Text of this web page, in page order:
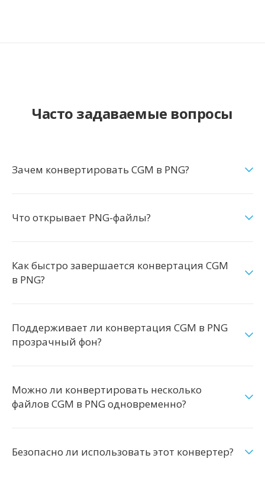
Часто задаваемые вопросы
Зачем конвертировать CGM в PNG?
Что открывает PNG-файлы?
Как быстро завершается конвертация CGM
в PNG?
Поддерживает ли конвертация CGM в PNG
прозрачный фон?
Можно ли конвертировать несколько
файлов CGM в PNG одновременно?
Безопасно ли использовать этот конвертер?